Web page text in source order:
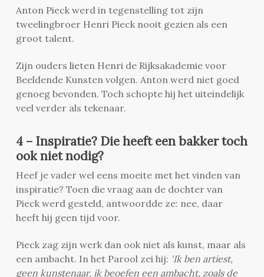
Anton Pieck werd in tegenstelling tot zijn
tweelingbroer Henri Pieck nooit gezien als een
groot talent.
Zijn ouders lieten Henri de Rijksakademie voor
Beeldende Kunsten volgen. Anton werd niet goed
genoeg bevonden. Toch schopte hij het uiteindelijk
veel verder als tekenaar.
4 – Inspiratie? Die heeft een bakker toch
ook niet nodig?
Heef je vader wel eens moeite met het vinden van
inspiratie? Toen die vraag aan de dochter van
Pieck werd gesteld, antwoordde ze: nee, daar
heeft hij geen tijd voor.
Pieck zag zijn werk dan ook niet als kunst, maar als
een ambacht. In het Parool zei hij: ‘Ik ben artiest,
geen kunstenaar, ik beoefen een ambacht, zoals de